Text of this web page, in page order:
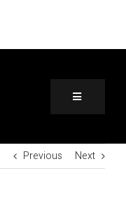
HomePrevious Next